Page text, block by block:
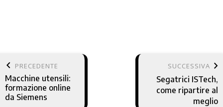
keyboard_arrow_left PRECEDENTE
Macchine utensili:
formazione online
da Siemens
SUCCESSIVA keyboard_arrow_right
Segatrici ISTech,
come ripartire al
meglio